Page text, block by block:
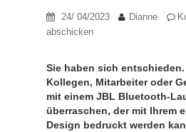
24/ 04/2023 Dianne
abschicken
Sie haben sich
Kollegen, Mitarbeiter oder
mit einem JBL Bluetooth-
überraschen, der mit Ihrem
Design bedruckt werden